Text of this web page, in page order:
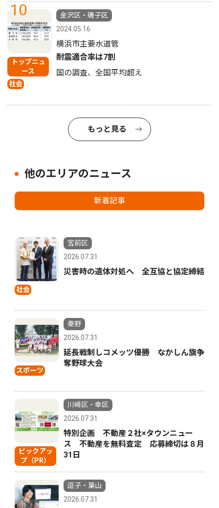
10
トップニュ
ース
社会
金沢区・磯子区
2024.05.16
横浜市主要水道管
耐震適合率は7割
国の調査、全国平均超え
もっと見る
他のエリアのニュース
新着記事
社会
宮前区
2026.07.31
災害時の遺体対処へ 全互協と協定締結
スポーツ
秦野
2026.07.31
延長戦制しコメッツ優勝 なかしん旗争
奪野球大会
ピックアッ
プ（PR）
川崎区・幸区
2026.07.31
特別企画 不動産２社×タウンニュー
ス 不動産を無料査定 応募締切は８月
31日
逗子・葉山
2026.07.31